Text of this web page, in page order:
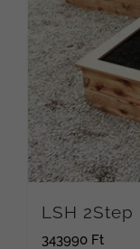
LSH
343990 Ft